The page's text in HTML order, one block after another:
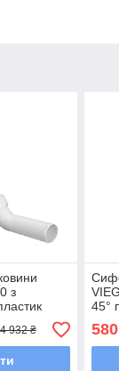
з
г 101800
4 932 ₴
45°
б/г